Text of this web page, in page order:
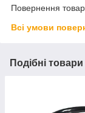
Повернення
Всі умови
Подібні товари